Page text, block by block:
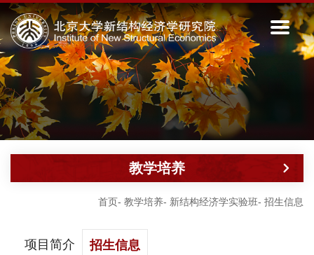
首页- 教学培养- 新结构经济学实验班- 招生信息
教学培养
项目简介 招生信息